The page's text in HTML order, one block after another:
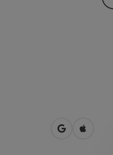
in Googlein Apple